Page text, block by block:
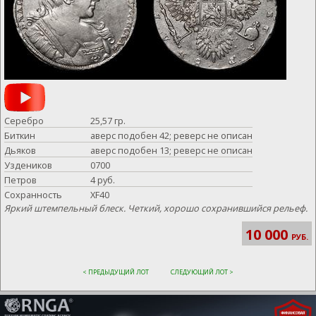
Серебро
25,57 гр.
Биткин
аверс подобен 42; реверс не описан
Дьяков
аверс подобен 13; реверс не описан
Уздеников
0700
Петров
4 руб.
Сохранность
XF40
Яркий штемпельный блеск. Четкий, хорошо сохранившийся рельеф.
10 000 РУБ.
< ПРЕДЫДУЩИЙ ЛОТ СЛЕДУЮЩИЙ ЛОТ >